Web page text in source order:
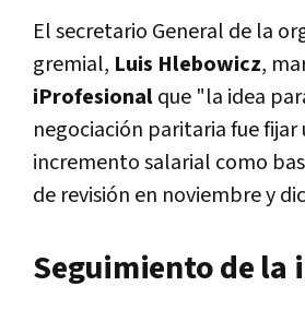
El secretario General de la
gremial, Luis Hlebowicz,
iProfesionalque "la idea
negociación paritaria fue fijar
incremento salarial como
de revisión en noviembre y
Seguimiento de la